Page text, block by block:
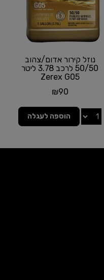
נוזל קירור אדום/צהוב
50/50 לרכב 3.78 ליטר
Zerex G05
₪90
הוספה לעגלה